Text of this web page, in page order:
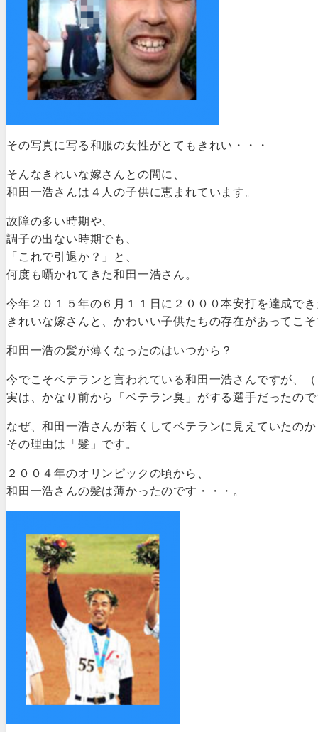
その写真に写る和服の女性がとてもきれい・・・
そんなきれいな嫁さんとの間に、
和田一浩さんは４人の子供に恵まれています。
故障の多い時期や、
調子の出ない時期でも、
「これで引退か？」と、
何度も囁かれてきた和田一浩さん。
今年２０１５年の６月１１日に２０００本安打を達成で
きれいな嫁さんと、かわいい子供たちの存在があってこ
和田一浩の髪が薄くなったのはいつから？
今でこそベテランと言われている和田一浩さんですが、
実は、かなり前から「ベテラン臭」がする選手だったの
なぜ、和田一浩さんが若くしてベテランに見えていたの
その理由は「髪」です。
２００４年のオリンピックの頃から、
和田一浩さんの髪は薄かったのです・・・。